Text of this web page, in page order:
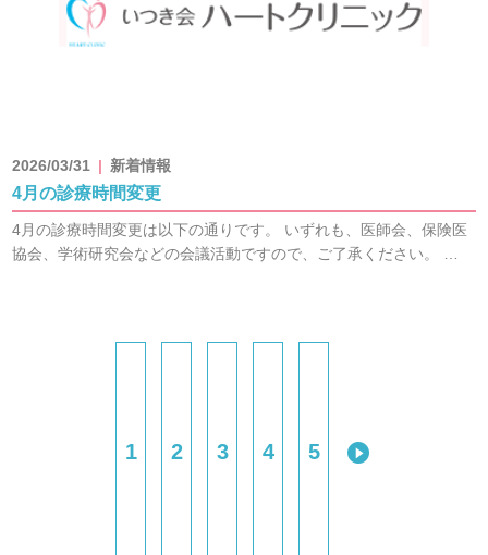
2026/03/31 新着情報
4月の診療時間変更
4月の診療時間変更は以下の通りです。 いずれも、医師会、保険医
協会、学術研究会などの会議活動ですので、ご了承ください。 …
1 2 3 4 5